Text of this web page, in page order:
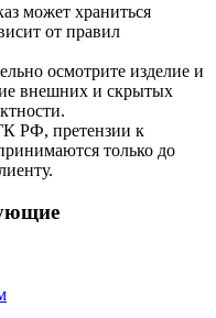
может храниться
от правил
осмотрите изделие и
внешних и скрытых
РФ, претензии к
только до